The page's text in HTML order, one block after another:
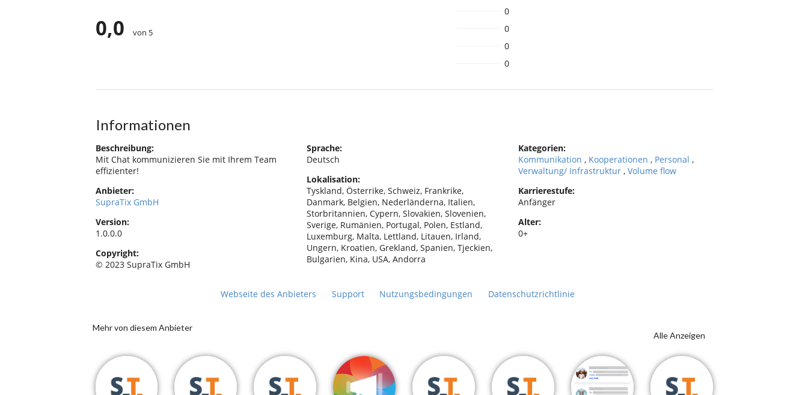
0,0 von 5
0
0
0
0
Informationen
Beschreibung:
Mit Chat kommunizieren Sie mit Ihrem Team
effizienter!
Anbieter:
SupraTix GmbH
Version:
1.0.0.0
Copyright:
© 2023 SupraTix GmbH
Sprache:
Deutsch
Lokalisation:
Tyskland, Österrike, Schweiz, Frankrike,
Danmark, Belgien, Nederländerna, Italien,
Storbritannien, Cypern, Slovakien, Slovenien,
Sverige, Rumänien, Portugal, Polen, Estland,
Luxemburg, Malta, Lettland, Litauen, Irland,
Ungern, Kroatien, Grekland, Spanien, Tjeckien,
Bulgarien, Kina, USA, Andorra
Kategorien:
Kommunikation , Kooperationen , Personal ,
Verwaltung/ Infrastruktur , Volume flow
Karrierestufe:
Anfänger
Alter:
0+
Webseite des Anbieters Support Nutzungsbedingungen Datenschutzrichtlinie
Mehr von diesem Anbieter
Alle Anzeigen